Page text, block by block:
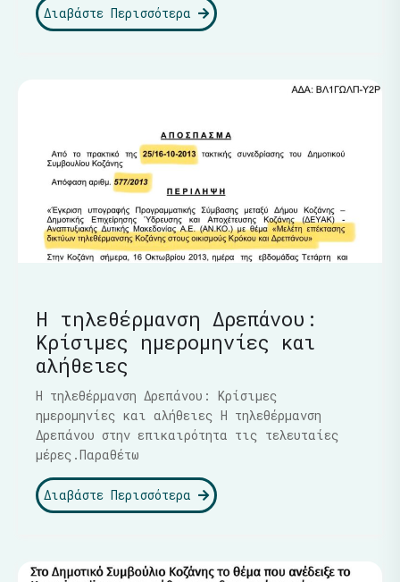
Διαβάστε Περισσότερα
Η τηλεθέρμανση Δρεπάνου:
Κρίσιμες ημερομηνίες και
αλήθειες
Η τηλεθέρμανση Δρεπάνου: Κρίσιμες
ημερομηνίες και αλήθειες Η τηλεθέρμανση
Δρεπάνου στην επικαιρότητα τις τελευταίες
μέρες.Παραθέτω
Διαβάστε Περισσότερα